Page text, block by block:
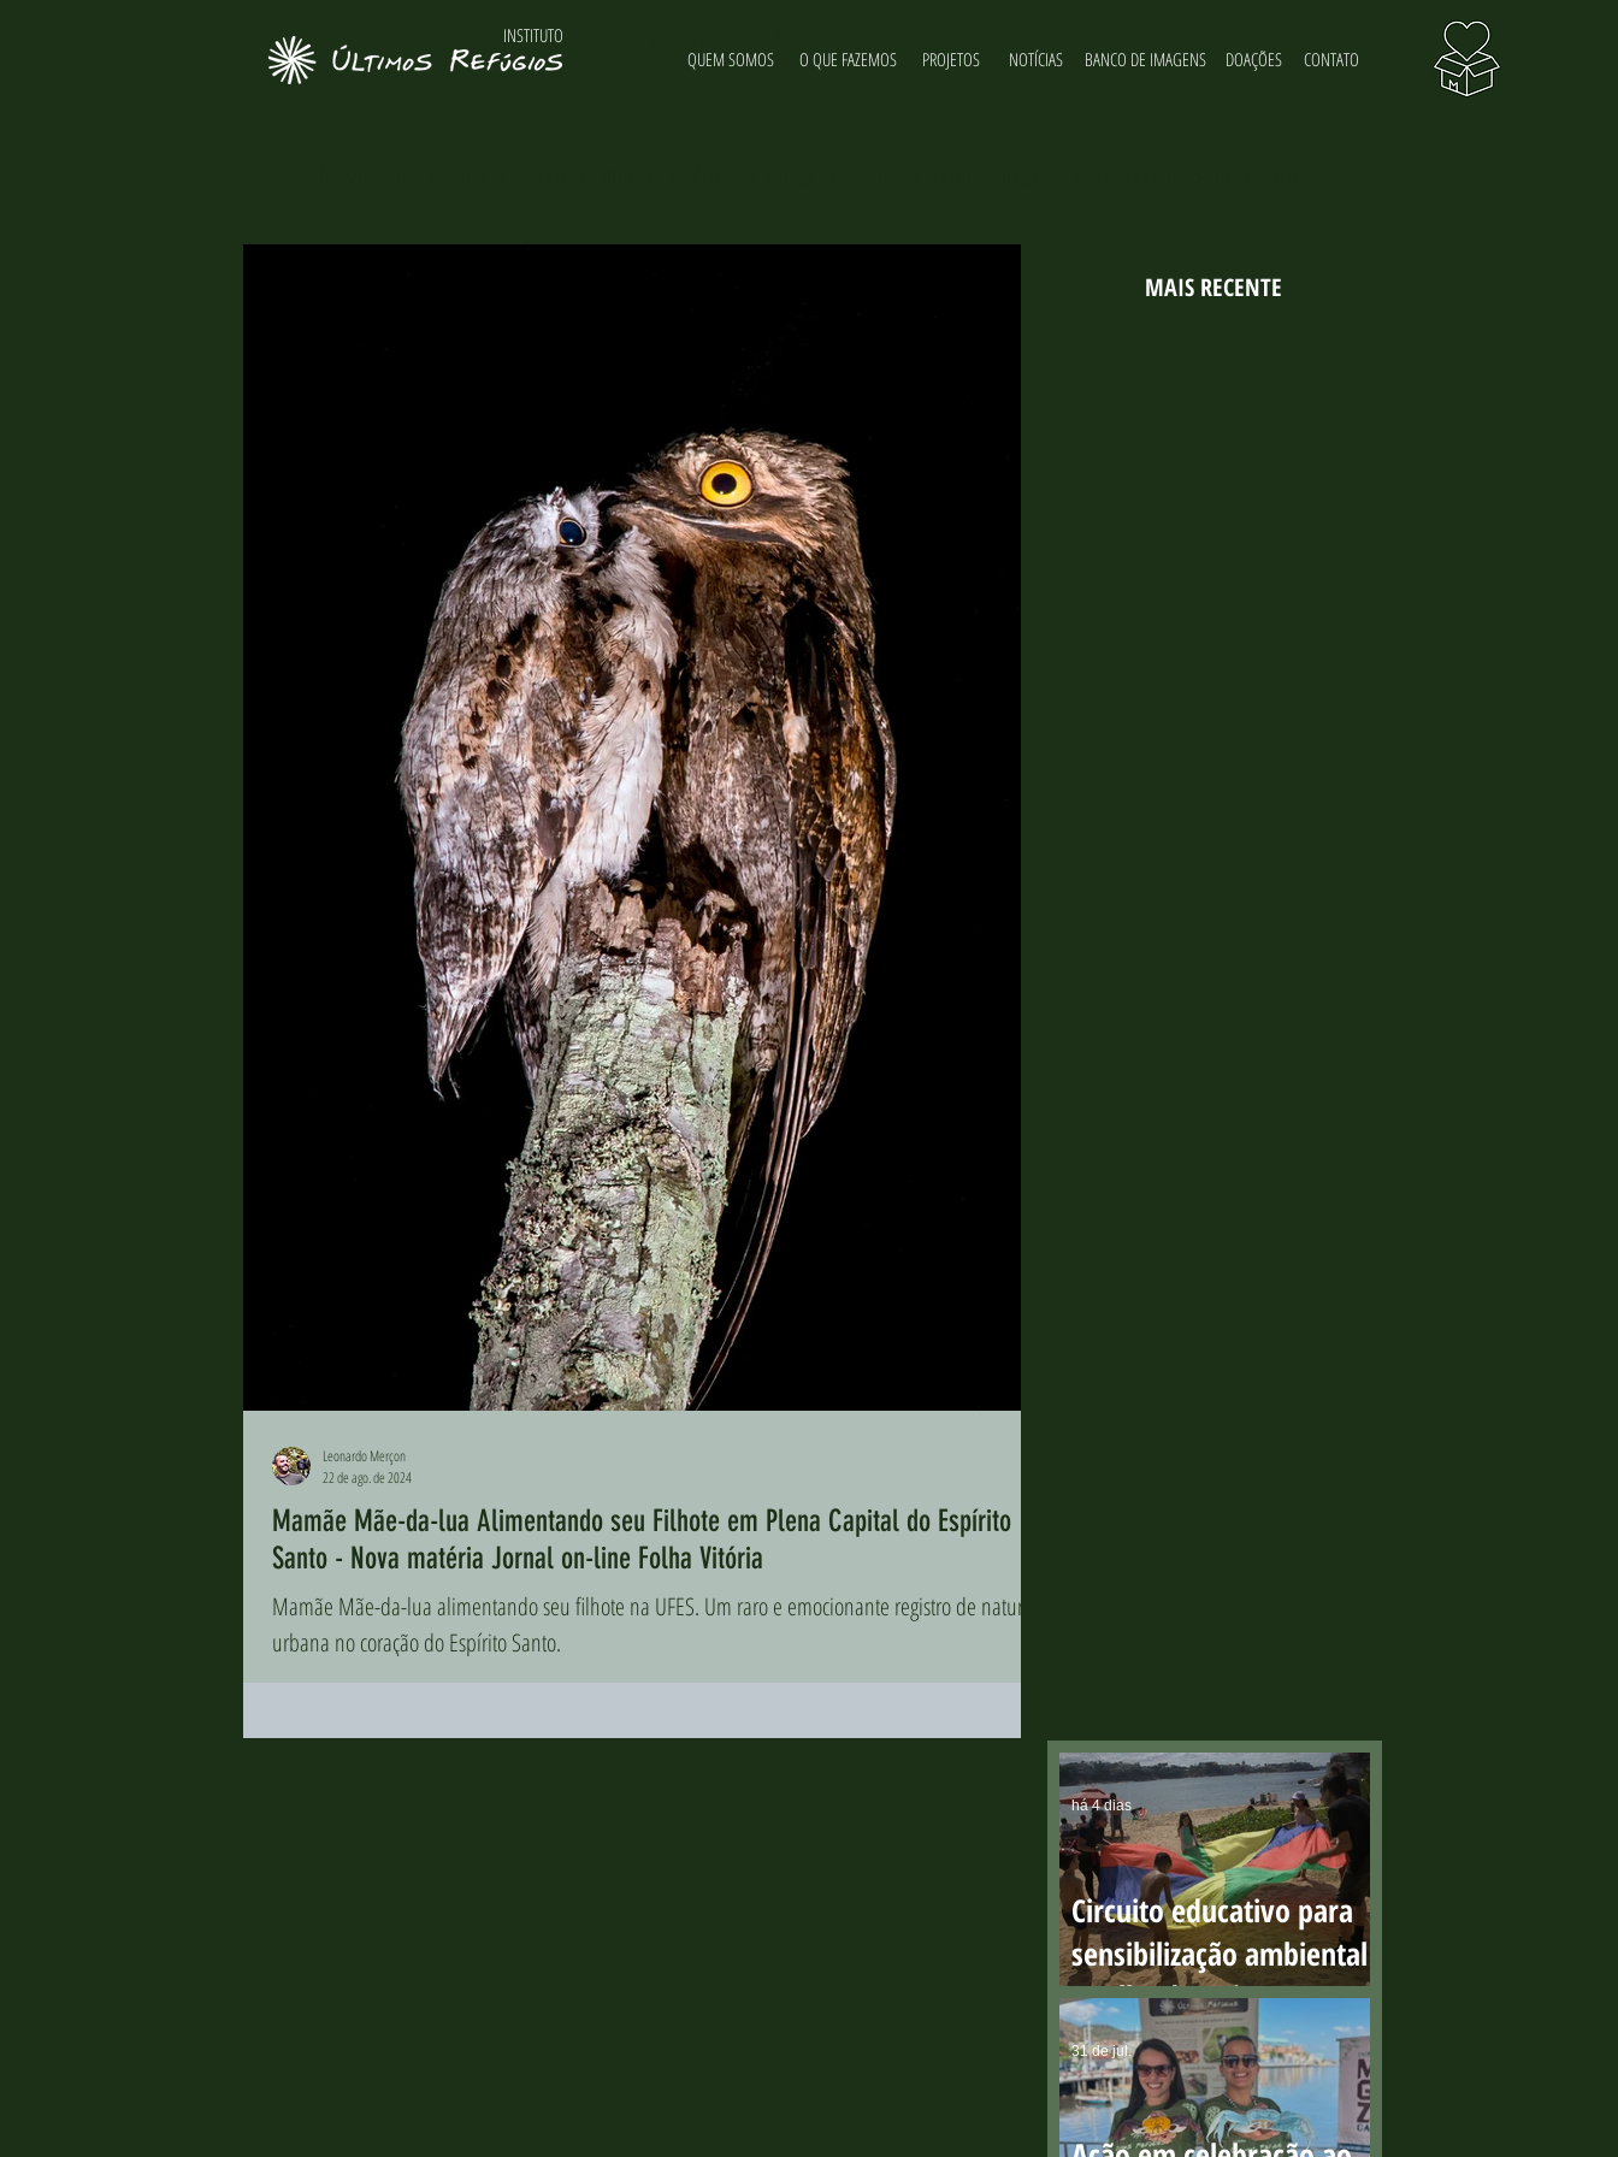
Mamãe Mãe-da-lua Alimentando seu Filhote em Plena Capital do Espírito
Santo - Nova matéria Jornal on-line Folha Vitória
Mamãe Mãe-da-lua alimentando seu filhote na UFES. Um raro e emocionante registro de natureza
urbana no coração do Espírito Santo.
Leonardo Merçon
22 de ago. de 2024
MAIS RECENTE
Circuito educativo para
sensibilização ambiental
na Ilha do Boi
há 4 dias
31 de jul.
INSTITUTO
QUEM SOMOS
O QUE FAZEMOS PROJETOS NOTÍCIAS BANCO DE IMAGENS DOAÇÕES CONTATO